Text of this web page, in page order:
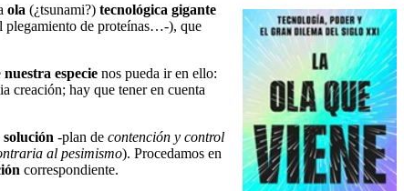
ola (¿tsunami?) tecnológica gigante
plegamiento de proteínas…-), que
nuestra especie nos pueda ir en ello:
creación; hay que tener en cuenta
solución -plan de contención y control
al pesimismo). Procedamos en
correspondiente.